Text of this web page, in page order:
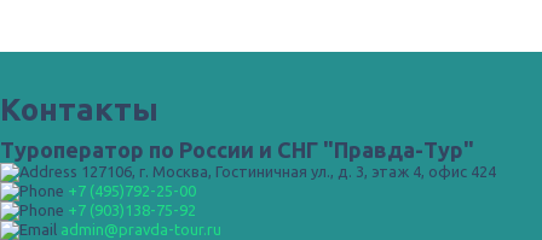
Контакты
Туроператор по России и СНГ "Правда-Тур"
127106, г. Москва, Гостиничная ул., д. 3, этаж 4, офис 424
+7 (495)792-25-00
+7 (903)138-75-92
admin@pravda-tour.ru